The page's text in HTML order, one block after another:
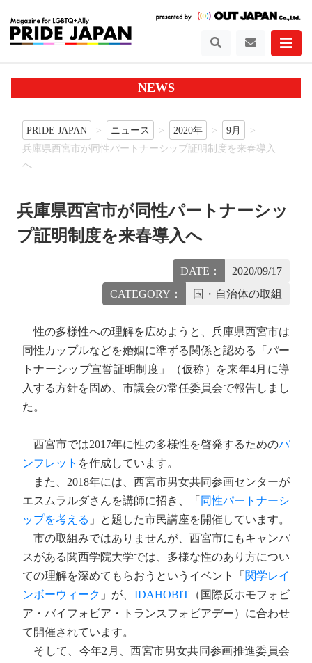
NEWS
PRIDE JAPAN ニュース 2020年
9月
兵庫県西宮市が同性パートナーシップ証明制度を来春導入
へ
兵庫県西宮市が同性パートナーシッ
プ証明制度を来春導入へ
DATE：
2020/09/17
CATEGORY：
国・自治体の取組
性の多様性への理解を広めようと、兵庫県西宮市は
同性カップルなどを婚姻に準ずる関係と認める「パー
トナーシップ宣誓証明制度」（仮称）を来年4月に導
入する方針を固め、市議会の常任委員会で報告しまし
た。
西宮市では2017年に性の多様性を啓発するためのパ
ンフレット を作成しています。
また、2018年には、西宮市男女共同参画センターが
エスムラルダさんを講師に招き、「 同性パートナーシ
ップを考える 」と題した市民講座を開催しています。
市の取組みではありませんが、西宮市にもキャンパ
スがある関西学院大学では、多様な性のあり方につい
ての理解を深めてもらおうというイベント「 関学レイ
ンボーウィーク 」が、 IDAHOBIT（国際反ホモフォビ
ア・バイフォビア・トランスフォビアデー）に合わせ
て開催されています。
そして、今年2月、西宮市男女共同参画推進委員会